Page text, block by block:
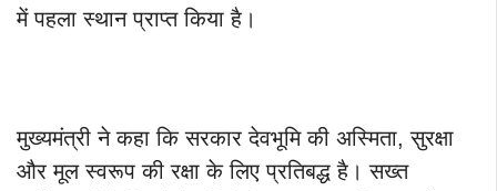
में पहला स्थान प्राप्त किया है।
मुख्यमंत्री ने कहा कि सरकार देवभूमि की अस्मिता, सुरक्षा
और मूल स्वरूप की रक्षा के लिए प्रतिबद्ध है। सख्त